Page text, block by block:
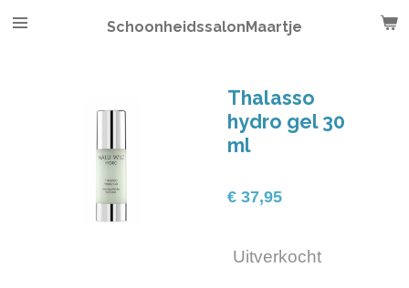
Ga
SchoonheidssalonMaartje
Thalasso
hydro gel 30
ml
€ 37,95
Uitverkocht